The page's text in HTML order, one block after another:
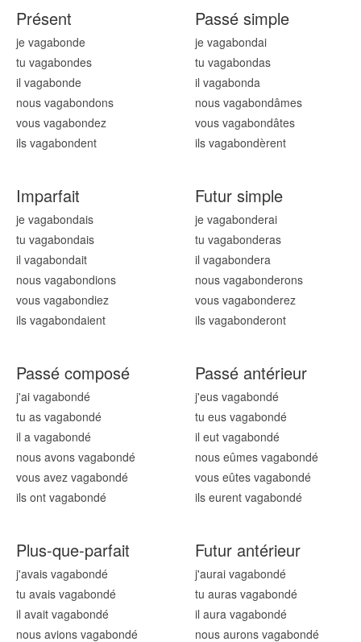
Présent
je vagabonde
tu vagabondes
il vagabonde
nous vagabondons
vous vagabondez
ils vagabondent
Passé simple
je vagabondai
tu vagabondas
il vagabonda
nous vagabondâmes
vous vagabondâtes
ils vagabondèrent
Imparfait
je vagabondais
tu vagabondais
il vagabondait
nous vagabondions
vous vagabondiez
ils vagabondaient
Futur simple
je vagabonderai
tu vagabonderas
il vagabondera
nous vagabonderons
vous vagabonderez
ils vagabonderont
Passé composé
j'ai vagabondé
tu as vagabondé
il a vagabondé
nous avons vagabondé
vous avez vagabondé
ils ont vagabondé
Passé antérieur
j'eus vagabondé
tu eus vagabondé
il eut vagabondé
nous eûmes vagabondé
vous eûtes vagabondé
ils eurent vagabondé
Plus-que-parfait
j'avais vagabondé
tu avais vagabondé
il avait vagabondé
nous avions vagabondé
Futur antérieur
j'aurai vagabondé
tu auras vagabondé
il aura vagabondé
nous aurons vagabondé